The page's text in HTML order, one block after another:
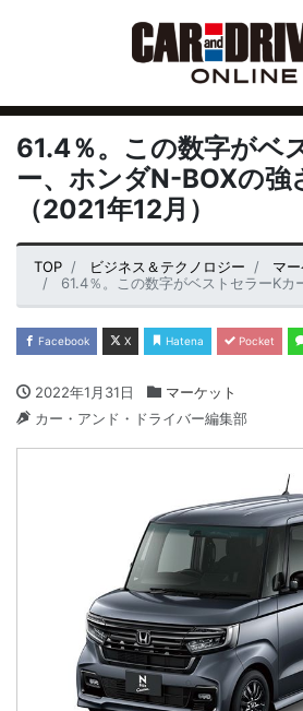
61.4％。この数字がベ
ー、ホンダN-BOXの強
（2021年12月）
TOP ビジネス＆テクノロジー
マ
61.4％。この数字がベストセラーKカー、ホンダN-
Facebook X Hatena Pocket
2022年1月31日
マーケット
カー・アンド・ドライバー編集部